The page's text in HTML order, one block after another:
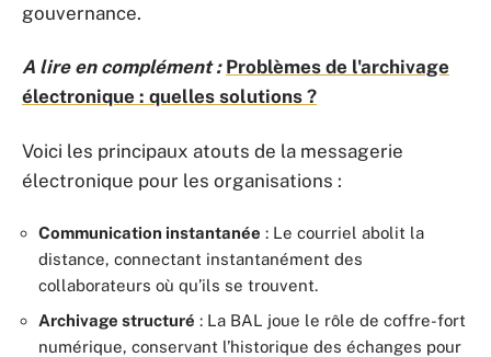
gouvernance.
A lire en complément : Problèmes de l'archivage
électronique : quelles solutions ?
Voici les principaux atouts de la messagerie
électronique pour les organisations :
Communication instantanée : Le courriel abolit la
distance, connectant instantanément des
collaborateurs où qu’ils se trouvent.
Archivage structuré : La BAL joue le rôle de coffre-fort
numérique, conservant l’historique des échanges pour